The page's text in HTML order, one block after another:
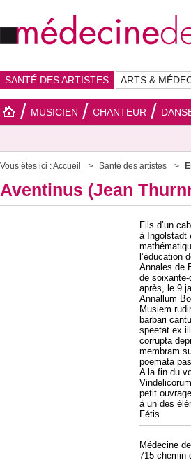
SANTÉ DES ARTISTES ARTS &
MUSICIEN CHANTEUR
Vous êtes ici :Accueil Santé des artistes
Aventinus (Jean
Fils d’un
à Ingolstadt
l’éducation
Annales de
de
après, le 9
Annallum
Musiem
barbari
speetat ex
corrupta
membram
poemata
A la fin du
petit
à un des
Fétis
Médecine
715 chemin